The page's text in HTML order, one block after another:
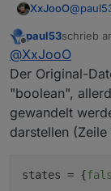
}
"native"
XxJooO@
{
Offline
paul53schrieb
zuletzt
@XxJooO
Der Original-
"boolean",
gewandelt
darstellen (Zeile
states = {